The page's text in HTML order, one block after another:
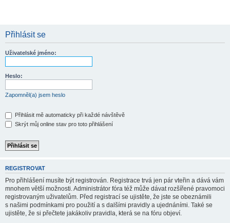
Přihlásit se
Uživatelské jméno:
Heslo:
Zapomněl(a) jsem heslo
Přihlásit mě automaticky při každé návštěvě
Skrýt můj online stav pro toto přihlášení
REGISTROVAT
Pro přihlášení musíte být registrován. Registrace trvá jen pár vteřin a dává vám
mnohem větší možnosti. Administrátor fóra též může dávat rozšířené pravomoci
registrovaným uživatelům. Před registrací se ujistěte, že jste se obeznámili
s našimi podmínkami pro použití a s dalšími pravidly a ujednáními. Také se
ujistěte, že si přečtete jakákoliv pravidla, která se na fóru objeví.